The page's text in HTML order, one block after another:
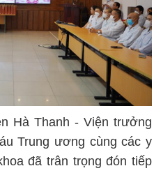
Hà Thanh - Viện trưởng
Trung ương cùng các y
đã trân trọng đón tiếp